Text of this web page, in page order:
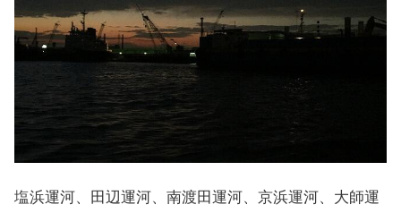
塩浜運河、田辺運河、南渡田運河、京浜運河、大師運